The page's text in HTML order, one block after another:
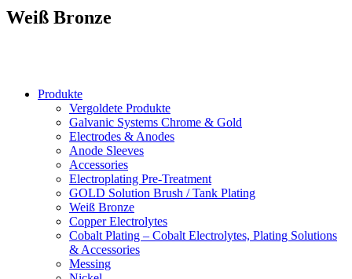
Weiß Bronze
Produkte
Vergoldete Produkte
Galvanic Systems Chrome & Gold
Electrodes & Anodes
Anode Sleeves
Accessories
Electroplating Pre-Treatment
GOLD Solution Brush / Tank Plating
Weiß Bronze
Copper Electrolytes
Cobalt Plating – Cobalt Electrolytes, Plating Solutions
& Accessories
Messing